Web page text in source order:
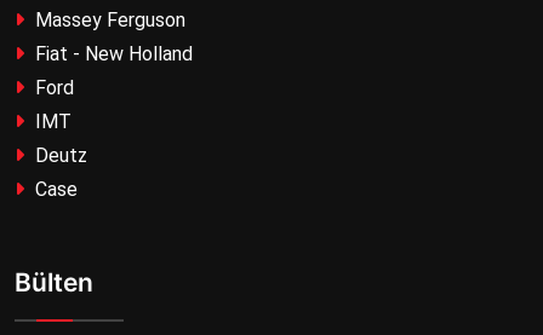
Massey Ferguson
Fiat - New Holland
Ford
IMT
Deutz
Case
Bülten